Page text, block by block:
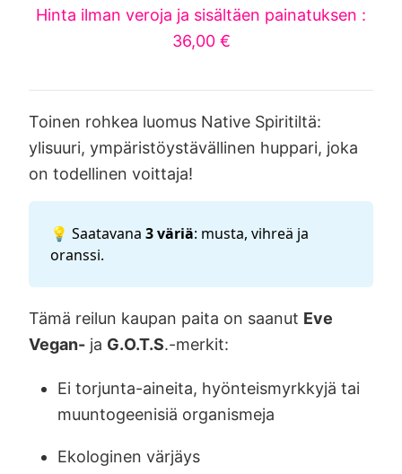
Hinta ilman veroja ja sisältäen painatuksen :
36,00 €
Toinen rohkea luomus Native Spiritiltä:
ylisuuri, ympäristöystävällinen huppari, joka
on todellinen voittaja!
💡 Saatavana 3 väriä: musta, vihreä ja
oranssi.
Tämä reilun kaupan paita on saanut Eve
Vegan- ja G.O.T.S.-merkit:
Ei torjunta-aineita, hyönteismyrkkyjä tai
muuntogeenisiä organismeja
Ekologinen värjäys